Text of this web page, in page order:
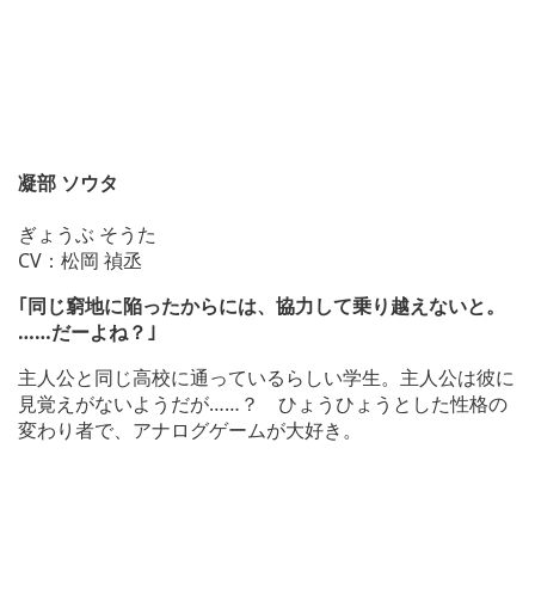
凝部 ソウタ
ぎょうぶ そうた
CV：松岡 禎丞
｢同じ窮地に陥ったからには、協力して乗り越えないと。
……だーよね？｣
主人公と同じ高校に通っているらしい学生。主人公は彼に
見覚えがないようだが……？ ひょうひょうとした性格の
変わり者で、アナログゲームが大好き。